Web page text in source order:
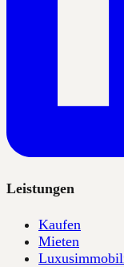
Leistungen
Kaufen
Mieten